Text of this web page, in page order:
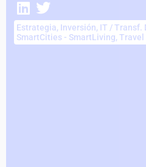
Estrategia, Inversión, IT / Transf.
SmartCities - SmartLiving, Travel